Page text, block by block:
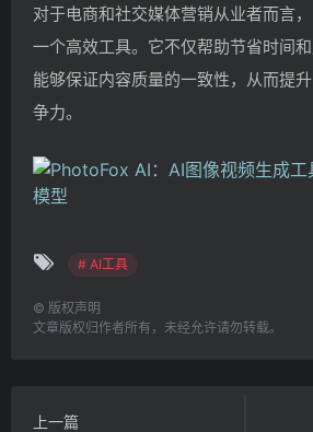
对于电商和社交媒体营销从业者而言
一个高效工具。它不仅帮助节省时间
能够保证内容质量的一致性，从而提
争力。
# AI工具
© 版权声明
文章版权归作者所有，未经允许请勿转载。
上一篇